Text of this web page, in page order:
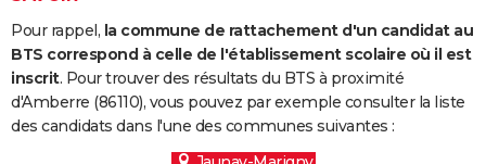
PROGRAMME TV
COPAINS D'AVANT
S'inscrire
Se connecter
Lycées
Collèges
Primaires
Universités
Entreprises
Service militaire
Avis de recherche
AVIS DE DÉCÈS
FORUM
Pour rappel, la commune de rattachement d'un candidat au
BTS correspond à celle de l'établissement scolaire où il est
inscrit. Pour trouver des résultats du BTS à proximité
d'Amberre (86110), vous pouvez par exemple consulter la liste
des candidats dans l'une des communes suivantes :